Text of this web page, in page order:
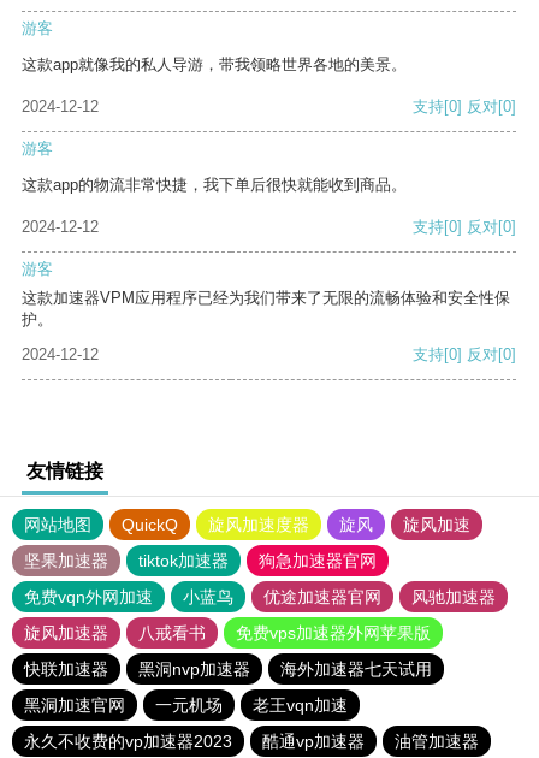
游客
这款app就像我的私人导游，带我领略世界各地的美景。
2024-12-12 支持[0] 反对[0]
游客
这款app的物流非常快捷，我下单后很快就能收到商品。
2024-12-12 支持[0] 反对[0]
游客
这款加速器VPM应用程序已经为我们带来了无限的流畅体验和安全性保
护。
2024-12-12
支持[0] 反对[0]
友情链接
网站地图 QuickQ 旋风加速度器 旋风
旋风加速
坚果加速器
tiktok加速器
狗急加速器官网
免费vqn外网加速
小蓝鸟 优途加速器官网
风驰加速器
旋风加速器
八戒看书
免费vps加速器外网苹果版
快联加速器
黑洞nvp加速器
海外加速器七天试用
黑洞加速官网
一元机场
老王vqn加速
永久不收费的vp加速器2023
酷通vp加速器 油管加速器